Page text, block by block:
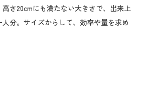
さ20cmにも満たない大きさで、出来上
分。サイズからして、効率や量を求め